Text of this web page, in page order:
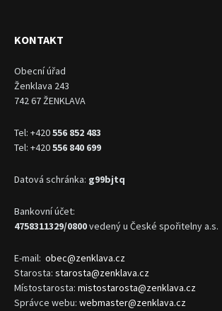
KONTAKT
Obecní úřad
Ženklava 243
742 67 ŽENKLAVA
Tel: +420556 852 483
Tel: +420556 840 699
Datová schránka: g99bjtq
Bankovní účet:
4758311329/0800vedený u České spořitelny a.s.
E-mail: obec@zenklava.cz
Starosta: starosta@zenklava.cz
Místostarosta: mistostarosta@zenklava.cz
Správce webu: webmaster@zenklava.cz